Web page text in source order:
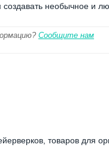
необычное и
Сообщите нам
товаров для